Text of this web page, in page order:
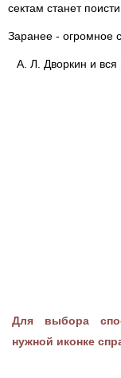
сектам станет
Заранее - огромное
А. Л. Дворкин и вся
Для выбора
нужной иконке